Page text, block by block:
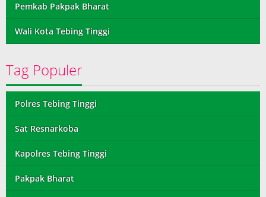
Pemkab Pakpak Bharat
Wali Kota Tebing Tinggi
Tag Populer
Polres Tebing Tinggi
Sat Resnarkoba
Kapolres Tebing Tinggi
Pakpak Bharat